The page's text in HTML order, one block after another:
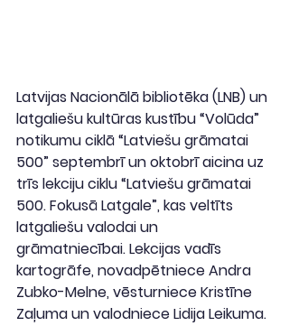
Latvijas Nacionālā bibliotēka (LNB) un
latgaliešu kultūras kustību “Volūda”
notikumu ciklā “Latviešu grāmatai
500” septembrī un oktobrī aicina uz
trīs lekciju ciklu “Latviešu grāmatai
500. Fokusā Latgale”, kas veltīts
latgaliešu valodai un
grāmatniecībai. Lekcijas vadīs
kartogrāfe, novadpētniece Andra
Zubko-Melne, vēsturniece Kristīne
Zaļuma un valodniece Lidija Leikuma.